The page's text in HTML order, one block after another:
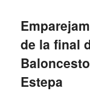
de la final
Estepa